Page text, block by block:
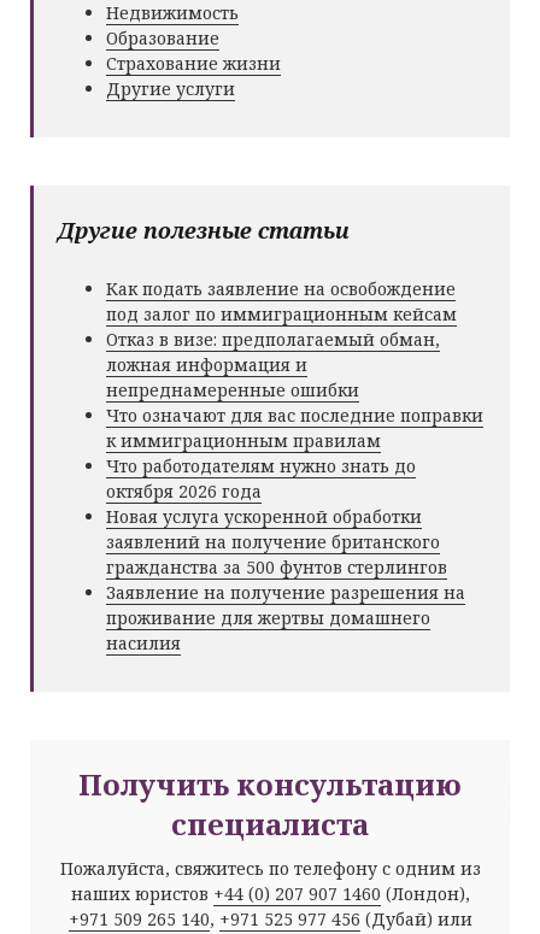
Недвижимость
Образование
Страхование жизни
Другие услуги
Другие полезные статьи
Как подать заявление на освобождение
под залог по иммиграционным кейсам
Отказ в визе: предполагаемый обман,
ложная информация и
непреднамеренные ошибки
Что означают для вас последние поправки
к иммиграционным правилам
Что работодателям нужно знать до
октября 2026 года
Новая услуга ускоренной обработки
заявлений на получение британского
гражданства за 500 фунтов стерлингов
Заявление на получение разрешения на
проживание для жертвы домашнего
насилия
Получить консультацию
специалиста
Пожалуйста, свяжитесь по телефону с одним из
наших юристов +44 (0) 207 907 1460 (Лондон),
+971 509 265 140, +971 525 977 456 (Дубай) или